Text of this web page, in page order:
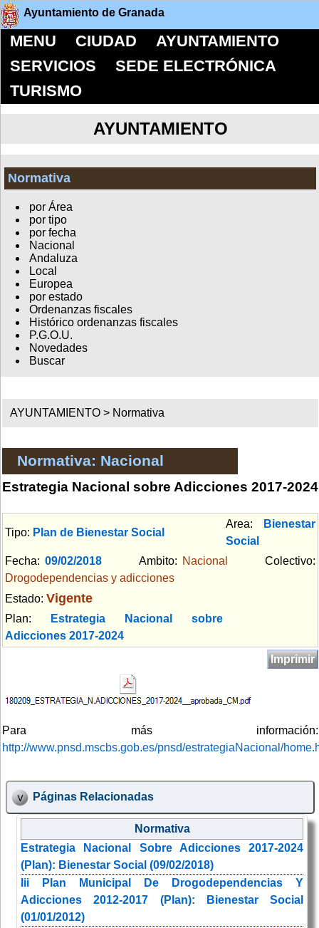
Ayuntamiento de Granada
MENU CIUDAD
AYUNTAMIENTO
SERVICIOS
SEDE ELECTRÓNICA
TURISMO
AYUNTAMIENTO
Normativa
por Área
por tipo
por fecha
Nacional
Andaluza
Local
Europea
por estado
Ordenanzas fiscales
Histórico ordenanzas fiscales
P.G.O.U.
Novedades
Buscar
AYUNTAMIENTO > Normativa
Normativa: Nacional
Estrategia Nacional sobre Adicciones 2017-2024
Tipo: Plan de Bienestar Social
Area:
Bienestar
Social
Fecha:09/02/2018 Ambito: Nacional
Colectivo:
Drogodependencias y adicciones
Estado: Vigente
Plan:
Estrategia Nacional sobre
Adicciones 2017-2024
Imprimir
Para más información:
http://www.pnsd.mscbs.gob.es/pnsd/estrategiaNacional/
Páginas Relacionadas
Normativa
Estrategia Nacional Sobre Adicciones 2017-2024
(Plan): Bienestar Social (09/02/2018)
Iii Plan Municipal De Drogodependencias Y
Adicciones 2012-2017 (Plan): Bienestar Social
(01/01/2012)